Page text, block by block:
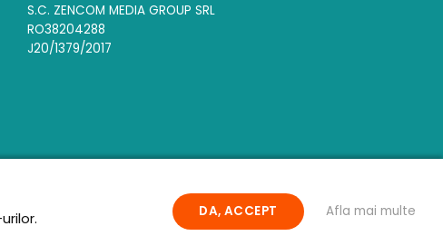
S.C. ZENCOM MEDIA GROUP SRL
RO38204288
J20/1379/2017
DA, ACCEPT Afla mai multe